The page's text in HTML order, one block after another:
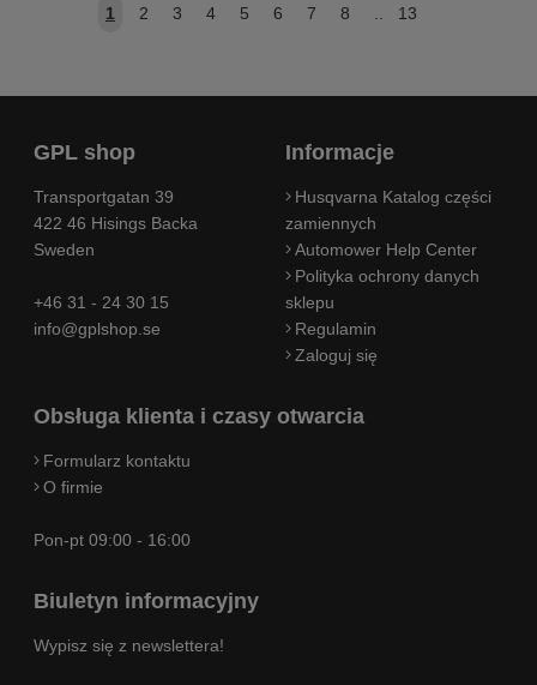
1 2 3 4 5 6 7 8 13
GPL shop
Transportgatan 39
422 46 Hisings Backa
Sweden
+46 31 - 24 30 15
info@gplshop.se
Informacje
Husqvarna Katalog części
zamiennych
Automower Help Center
Polityka ochrony danych
sklepu
Regulamin
Zaloguj się
Obsługa klienta i czasy otwarcia
Formularz kontaktu
O firmie
Pon-pt 09:00 - 16:00
Biuletyn informacyjny
Wypisz się z newslettera!